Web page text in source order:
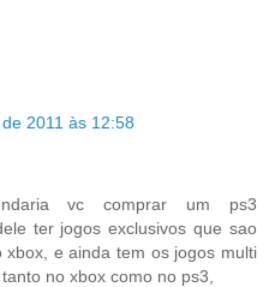
2011 às 12:58
vc comprar um ps3
ter jogos exclusivos que sao
e ainda tem os jogos multi
no xbox como no ps3,